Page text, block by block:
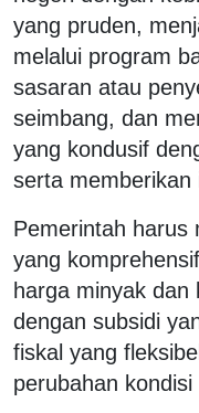
yang pruden,
melalui program
sasaran atau
seimbang, dan
yang kondusif
serta memberikan
Pemerintah harus
yang
harga minyak dan
dengan subsidi
fiskal yang
perubahan kondisi